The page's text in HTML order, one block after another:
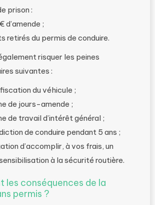
prison :
d’amende ;
retirés du permis de conduire.
risquer les peines
suivantes :
du véhicule ;
de jours-amende ;
de travail d’intérêt général ;
de conduire pendant 5 ans ;
d’accomplir, à vos frais, un
à la sécurité routière.
les conséquences de la
permis ?